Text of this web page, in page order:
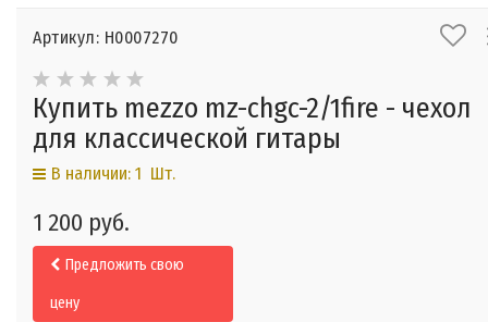
Артикул: Н0007270
Купить mezzo mz-chgc-2/1fire - чехол
для классической гитары
В наличии: 1 Шт.
1 200 руб.
Предложить свою
цену